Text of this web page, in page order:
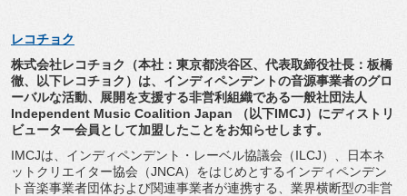
レコチョク
株式会社レコチョク（本社：東京都渋谷区、代表取締役社長： 板橋
徹、以下レコチョク）は、 インディペンデントの音源事業者のグロ
ーバルな活動、
展開を支援する非営利組織である一般社団法人
Independent Music Coalition Japan （以下IMCJ） にディストリ
ビューター会員として加盟したことをお知らせします。
IMCJは、インディペンデント・レーベル協議会（ILCJ）、
日本ネ
ットクリエイター協会（JNCA） をはじめとするインディペンデン
ト音楽事業者団体および関連事業者が連携する、業界横断型の非営